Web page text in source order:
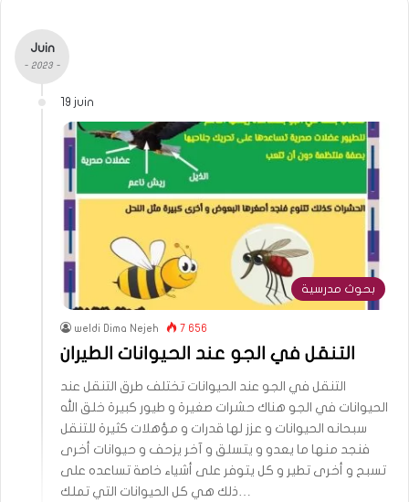
Juin
- 2023 -
19 juin
بحوث مدرسية
weldi Dima Nejeh 7 656
التنقل في الجو عند الحيوانات الطيران
التنقل في الجو عند الحيوانات تختلف طرق التنقل عند
الحيوانات في الجو هناك حشرات صغيرة و طيور كبيرة خلق الله
سبحانه الحيوانات و عزز لها قدرات و مؤهلات كثيرة للتنقل
فنجد منها ما يعدو و يتسلق و آخر يزحف و حيوانات أخرى
تسبح و أخرى تطير و كل يتوفر على أشياء خاصة تساعده على
ذلك هي كل الحيوانات التي تملك…